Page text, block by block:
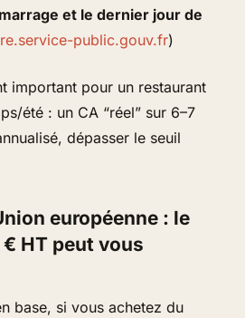
et le dernier jour de
public.gouv.fr)
important pour un restaurant
été : un CA “réel” sur 6–7
dépasser le seuil
européenne : le
HT peut vous
base, si vous achetez du